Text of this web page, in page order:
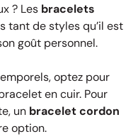
? Les bracelets
tant de styles qu’il est
goût personnel.
optez pour
en cuir. Pour
un bracelet cordon
option.